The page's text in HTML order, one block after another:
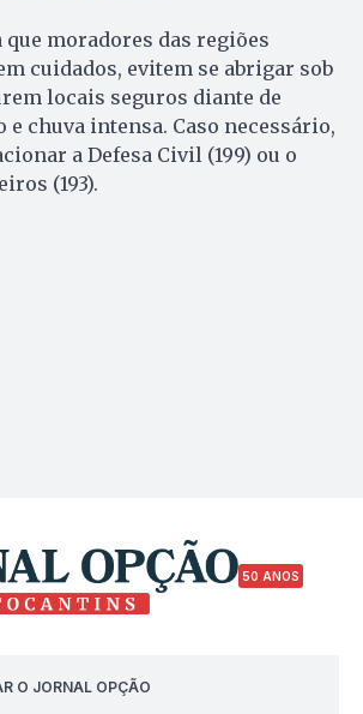
moradores das regiões
cuidados, evitem se abrigar sob
locais seguros diante de
e chuva intensa. Caso necessário,
a Defesa Civil (199) ou o
(193).
50 ANOS
O JORNAL OPÇÃO